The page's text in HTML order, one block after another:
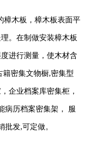
木板，樟木板表面平
。在制做安装樟木板
进行测量，使木材含
密集文物橱,密集型
企业档案库密集柜，
病历档案密集架， 服
发,可定做。